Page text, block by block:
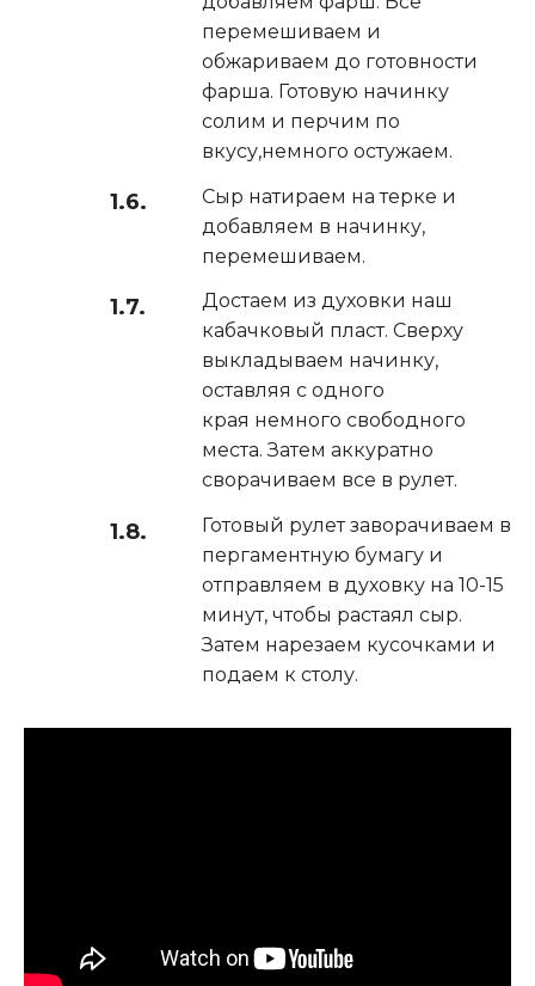
перемешиваем и
обжариваем до готовности
фарша. Готовую начинку
солим и перчим по
вкусу,немного остужаем.
Сыр натираем на терке и
добавляем в начинку,
перемешиваем.
Достаем из духовки наш
кабачковый пласт. Сверху
выкладываем начинку,
оставляя с одного
края немного свободного
места. Затем аккуратно
сворачиваем все в рулет.
Готовый рулет заворачиваем в
пергаментную бумагу и
отправляем в духовку на 10-15
минут, чтобы растаял сыр.
Затем нарезаем кусочками и
подаем к столу.